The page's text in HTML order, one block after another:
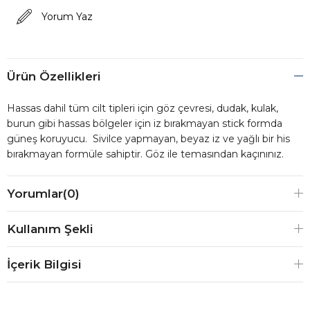
Yorum Yaz
Ürün Özellikleri
Hassas dahil tüm cilt tipleri için göz çevresi, dudak, kulak,
burun gibi hassas bölgeler için iz bırakmayan stick formda
güneş koruyucu. Sivilce yapmayan, beyaz iz ve yağlı bir his
bırakmayan formüle sahiptir. Göz ile temasından kaçınınız.
Yorumlar(0)
Kullanım Şekli
İçerik Bilgisi